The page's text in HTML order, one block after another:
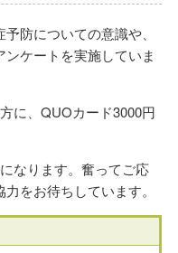
防についての意識や、
ケートを実施していま
に、QUOカード3000円
なります。奮ってご応
をお待ちしています。